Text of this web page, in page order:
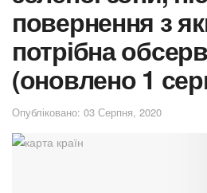
повернення з
потрібна
(оновлено 1
Опубліковано: 03 Серпня, 2020